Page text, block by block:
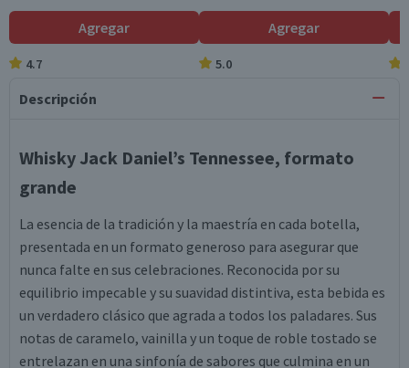
Agregar
4.7
Agregar
5.0
Descripción
Whisky Jack Daniel’s Tennessee, formato
grande
La esencia de la tradición y la maestría en cada botella,
presentada en un formato generoso para asegurar que
nunca falte en sus celebraciones. Reconocida por su
equilibrio impecable y su suavidad distintiva, esta bebida es
un verdadero clásico que agrada a todos los paladares. Sus
notas de caramelo, vainilla y un toque de roble tostado se
entrelazan en una sinfonía de sabores que culmina en un